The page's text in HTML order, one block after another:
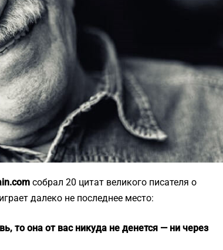
собрал 20 цитат великого писателя о
далеко не последнее место:
то она от вас никуда не денется — ни через